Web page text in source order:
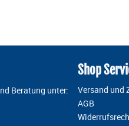
Beratung unter:
Shop
Versand und
AGB